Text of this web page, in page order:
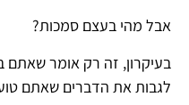
אבל מהי בעצם סמכות?
בעיקרון, זה רק אומר שאתם
לגבות את הדברים שאתם